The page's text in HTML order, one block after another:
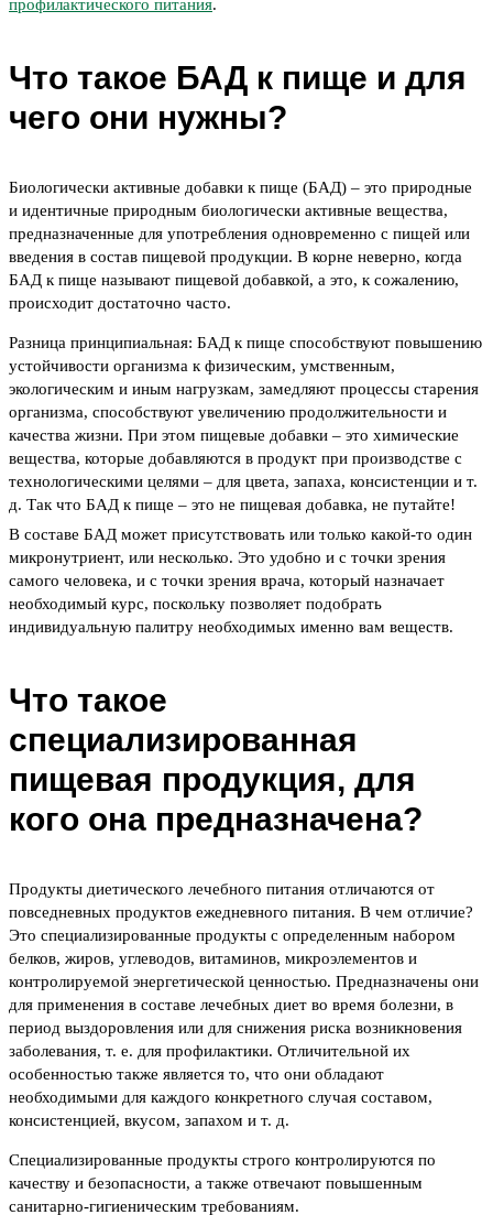
профилактического питания.
Что такое БАД к пище и для
чего они нужны?
Биологически активные добавки к пище (БАД) – это природные
и идентичные природным биологически активные вещества,
предназначенные для употребления одновременно с пищей или
введения в состав пищевой продукции. В корне неверно, когда
БАД к пище называют пищевой добавкой, а это, к сожалению,
происходит достаточно часто.
Разница принципиальная: БАД к пище способствуют повышению
устойчивости организма к физическим, умственным,
экологическим и иным нагрузкам, замедляют процессы старения
организма, способствуют увеличению продолжительности и
качества жизни. При этом пищевые добавки – это химические
вещества, которые добавляются в продукт при производстве с
технологическими целями – для цвета, запаха, консистенции и т.
д. Так что БАД к пище – это не пищевая добавка, не путайте!
В составе БАД может присутствовать или только какой-то один
микронутриент, или несколько. Это удобно и с точки зрения
самого человека, и с точки зрения врача, который назначает
необходимый курс, поскольку позволяет подобрать
индивидуальную палитру необходимых именно вам веществ.
Что такое
специализированная
пищевая продукция, для
кого она предназначена?
Продукты диетического лечебного питания отличаются от
повседневных продуктов ежедневного питания. В чем отличие?
Это специализированные продукты с определенным набором
белков, жиров, углеводов, витаминов, микроэлементов и
контролируемой энергетической ценностью. Предназначены они
для применения в составе лечебных диет во время болезни, в
период выздоровления или для снижения риска возникновения
заболевания, т. е. для профилактики. Отличительной их
особенностью также является то, что они обладают
необходимыми для каждого конкретного случая составом,
консистенцией, вкусом, запахом и т. д.
Специализированные продукты строго контролируются по
качеству и безопасности, а также отвечают повышенным
санитарно-гигиеническим требованиям.